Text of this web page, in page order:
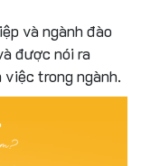
và ngành đào
được nói ra
việc trong ngành.